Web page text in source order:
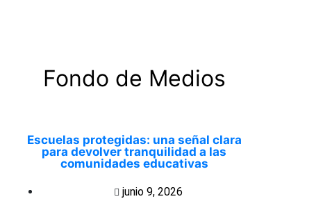
Fondo de Medios
Escuelas protegidas: una señal clara
para devolver tranquilidad a las
comunidades educativas
junio 9, 2026